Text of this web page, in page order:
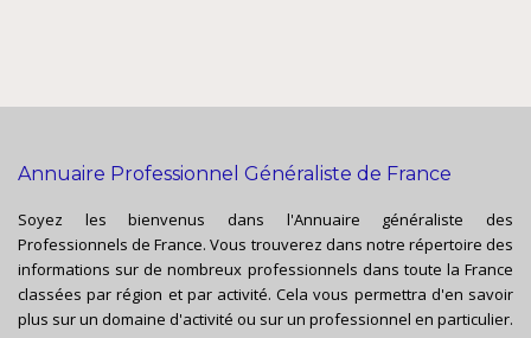
Annuaire Professionnel Généraliste de France
Soyez les bienvenus dans l'Annuaire généraliste des
Professionnels de France. Vous trouverez dans notre répertoire des
informations sur de nombreux professionnels dans toute la France
classées par région et par activité. Cela vous permettra d'en savoir
plus sur un domaine d'activité ou sur un professionnel en particulier.